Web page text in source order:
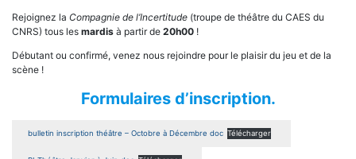
Rejoignez la Compagnie de l’Incertitude (troupe de théâtre du CAES du
CNRS) tous les mardis à partir de 20h00 !
Débutant ou confirmé, venez nous rejoindre pour le plaisir du jeu et de la
scène !
Formulaires d’inscription.
bulletin inscription théâtre – Octobre à Décembre doc Télécharger